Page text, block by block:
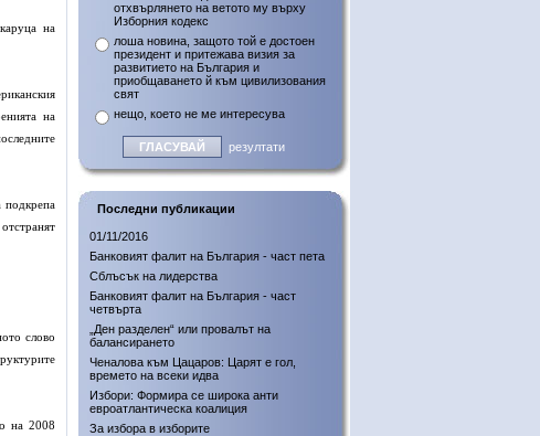
на
на
подкрепа
слово
на 2008
отхвърлянето на ветото му върху
Изборния кодекс
лоша новина, защото той е достоен
президент и притежава визия за
развитието на България и
приобщаването й към цивилизования
свят
нещо, което не ме интересува
резултати
Последни публикации
01/11/2016
Банковият фалит на България - част пета
Сблъсък на лидерства
Банковият фалит на България - част
четвърта
„Ден разделен“ или провалът на
балансирането
Ченалова към Цацаров: Царят е гол,
времето на всеки идва
Избори: Формира се широка анти
евроатлантическа коалиция
За избора в изборите